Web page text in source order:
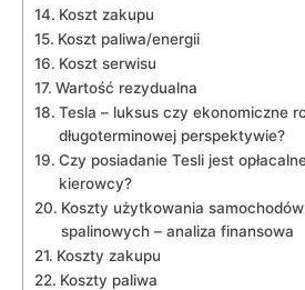
Koszt zakupu
Koszt paliwa/energii
Koszt serwisu
Wartość rezydualna
Tesla –​ luksus czy ekonomiczne⁢
⁤długoterminowej perspektywie?
Czy posiadanie Tesli jest
kierowcy?
Koszty użytkowania‍
spalinowych –‍ analiza finansowa
Koszty zakupu
Koszty paliwa